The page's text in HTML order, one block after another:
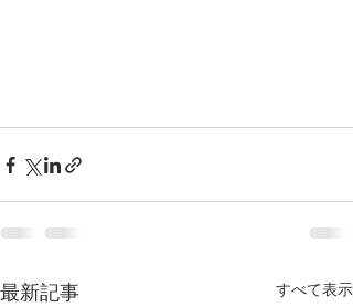
最新記事 すべて表示